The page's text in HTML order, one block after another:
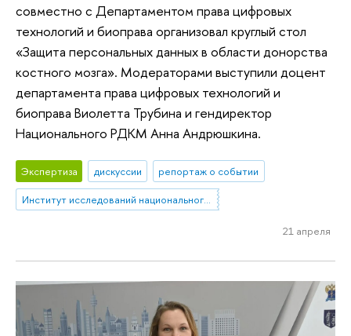
совместно с Департаментом права цифровых
технологий и биоправа организовал круглый стол
«Защита персональных данных в области донорства
костного мозга». Модераторами выступили доцент
департамента права цифровых технологий и
биоправа Виолетта Трубина и гендиректор
Национального РДКМ Анна Андрюшкина.
Экспертиза дискуссии
репортаж о событии
Институт исследований национального и сравнительного права
21 апреля